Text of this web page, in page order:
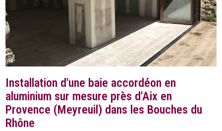
Installation d'une baie accordéon en
aluminium sur mesure près d'Aix en
Provence (Meyreuil) dans les Bouches du
Rhône